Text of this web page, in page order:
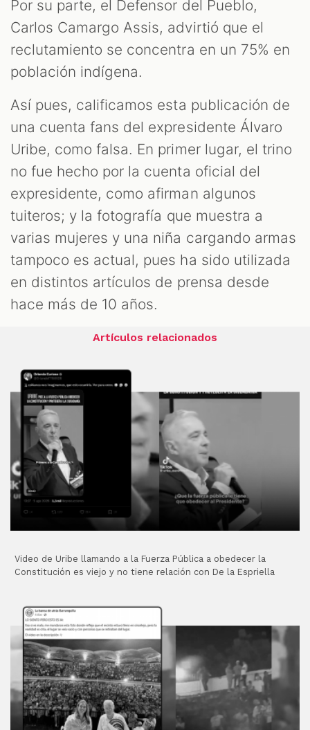
Por su parte, el Defensor del Pueblo,
Carlos Camargo Assis, advirtió que el
reclutamiento se concentra en un 75% en
población indígena.
Así pues, calificamos esta publicación de
una cuenta fans del expresidente Álvaro
Uribe, como falsa. En primer lugar, el trino
no fue hecho por la cuenta oficial del
expresidente, como afirman algunos
tuiteros; y la fotografía que muestra a
varias mujeres y una niña cargando armas
tampoco es actual, pues ha sido utilizada
en distintos artículos de prensa desde
hace más de 10 años.
Artículos relacionados
Video de Uribe llamando a la Fuerza Pública a obedecer la
Constitución es viejo y no tiene relación con De la Espriella